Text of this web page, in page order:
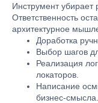
Инструмент убирает
Ответственность
архитектурное
Доработка
Выбор шагов
Реализация
локаторов.
Написание
бизнес-смысла.